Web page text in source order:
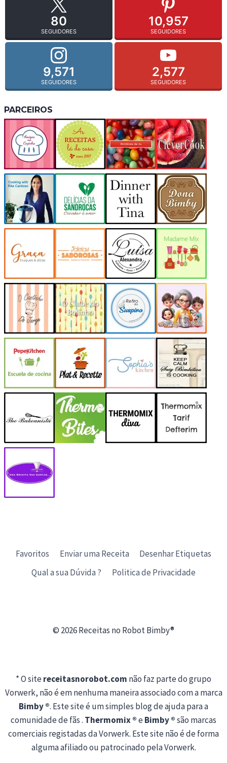
80
SEGUIDORES
10,957
SEGUIDORES
9,571
SEGUIDORES
2,577
SEGUIDORES
PARCEIROS
Favoritos Enviar uma Receita
Desenhar Etiquetas
Qual a sua Dúvida ?
Politica de Privacidade
© 2026 Receitas no Robot Bimby®
* O sitereceitasnorobot.com não faz parte do grupo
Vorwerk, não é em nenhuma maneira associado com a marca
Bimby ®. Este site é um simples blog de ajuda para a
comunidade de fãs . Thermomix ®eBimby ®são marcas
comerciais registadas da Vorwerk. Este site não é de forma
alguma afiliado ou patrocinado pela Vorwerk.